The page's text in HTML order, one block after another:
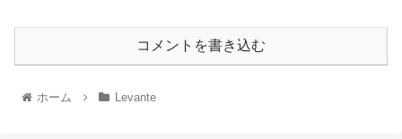
コメントを書き込む
ホーム Levante